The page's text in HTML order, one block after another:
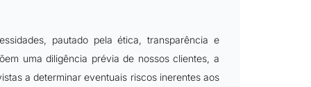
pautado pela ética, transparência e
uma diligência prévia de nossos clientes, a
a determinar eventuais riscos inerentes aos